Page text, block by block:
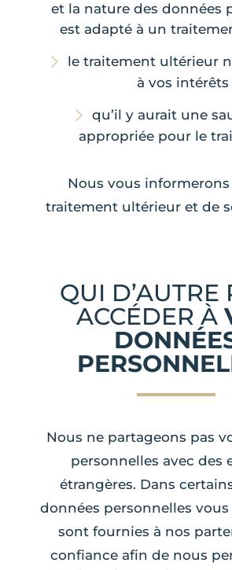
et la nature des données
est adapté à un
le traitement ultérieur
à vos intérêts
qu’il y aurait une
appropriée pour le
Nous vous
traitement ultérieur et de
QUI D’AUTRE
ACCÉDER À
Nous ne partageons pas
personnelles avec des
étrangères. Dans
données personnelles
sont fournies à nos
confiance afin de nous